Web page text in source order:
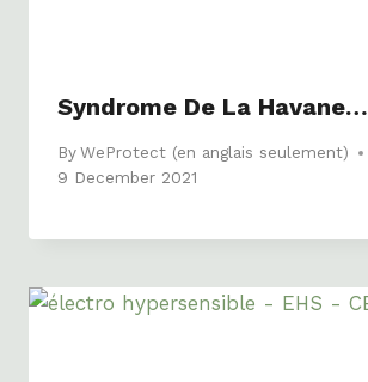
Syndrome De La Havane…
ByWeProtect (en anglais seulement)
9 December 2021